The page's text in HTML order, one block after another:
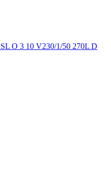
O 3 10 V230/1/50 270L D